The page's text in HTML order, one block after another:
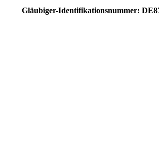
Gläubiger-Identifikationsnummer: